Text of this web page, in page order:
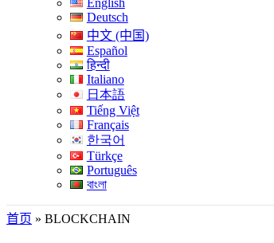
English
Deutsch
中文 (中国)
Español
हिन्दी
Italiano
日本語
Tiếng Việt
Français
한국어
Türkçe
Português
বাংলা
首页 » BLOCKCHAIN